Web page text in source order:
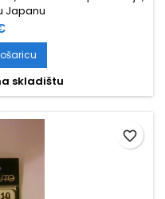
Japanu
skladištu
favorite_border